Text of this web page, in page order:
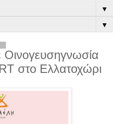
▼
▼
στο Ελλατοχώρι